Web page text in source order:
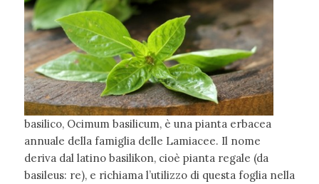
basilico, Ocimum basilicum, è una pianta erbacea
annuale della famiglia delle Lamiacee. Il nome
deriva dal latino basilikon, cioè pianta regale (da
basileus: re), e richiama l’utilizzo di questa foglia nella